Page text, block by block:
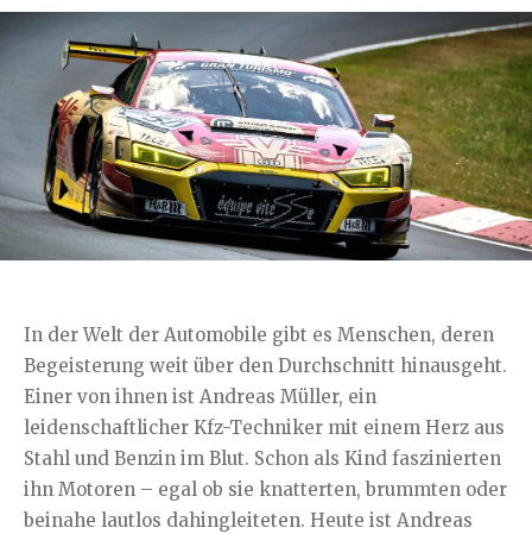
In der Welt der Automobile gibt es Menschen, deren
Begeisterung weit über den Durchschnitt hinausgeht.
Einer von ihnen ist Andreas Müller, ein
leidenschaftlicher Kfz-Techniker mit einem Herz aus
Stahl und Benzin im Blut. Schon als Kind faszinierten
ihn Motoren – egal ob sie knatterten, brummten oder
beinahe lautlos dahingleiteten. Heute ist Andreas